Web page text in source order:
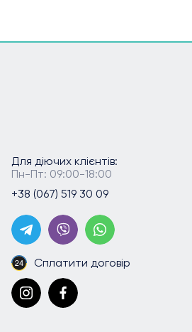
Для діючих клієнтів:
Пн-Пт: 09:00-18:00
+38 (067) 519 30 09
Сплатити договір